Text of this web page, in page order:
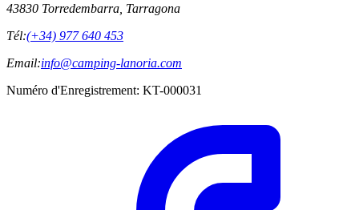
43830 Torredembarra, Tarragona
Tél:(+34) 977 640 453
Email:info@camping-lanoria.com
Numéro d'Enregistrement: KT-000031